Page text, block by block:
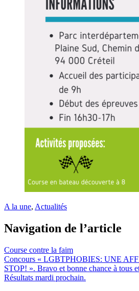
A la une, Actualités
Navigation de l’article
Course contre la faim
Concours « LGBTPHOBIES: UNE
STOP! ». Bravo et bonne chance à tous
Résultats mardi prochain.